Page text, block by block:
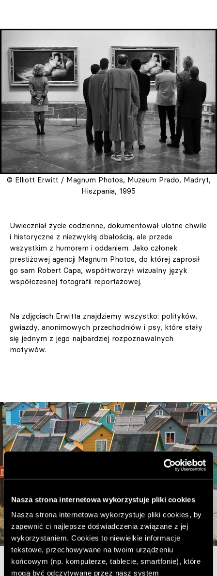
Nasza strona internetowa wykorzystuje pliki cookies
Nasza strona internetowa wykorzystuje pliki cookies, by
zapewnić ci najlepsze doświadczenia związane z jej
wykorzystaniem. Cookies to niewielkie informacje
tekstowe, przechowywane na twoim urządzeniu
końcowym (np. komputerze, tablecie, smartfonie), które
mogą być odczytywane przez nasz system
© Elliott Erwitt / Magnum Photos, Muzeum Prado, Madryt,
Hiszpania, 1995
Uwieczniał życie codzienne, dokumentował ulotne chwile
i historyczne z niezwykłą dbałością, ale przede
wszystkim z humorem i oddaniem. Jako członek
prestiżowej agencji Magnum Photos, do której zaprosił
go sam Robert Capa, współtworzył wizualny język
współczesnej fotografii reportażowej.
Na zdjęciach Erwitta znajdziemy wszystko: polityków,
gwiazdy, anonimowych przechodniów i psy, które stały
się jednym z jego najbardziej rozpoznawalnych
motywów.
© Elliott Erwitt / Magnum Photos, Polska, 1964